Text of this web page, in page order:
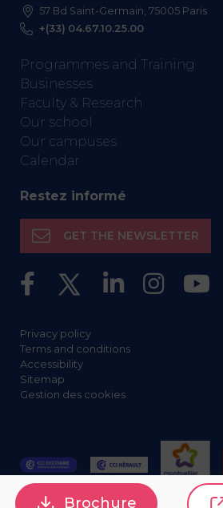
57 Bd Saint-Germain, 75005 Paris
+(33) 04.67.10.25.00
Programmes and Training
Businesses
Faculty & Research
Our school
Our campuses
Calendar
Restez informé
GET THE NEWSLETTER
Privacy policy
Terms and conditions
Accessibility
Sitemap
Gestion des cookies
Brochure